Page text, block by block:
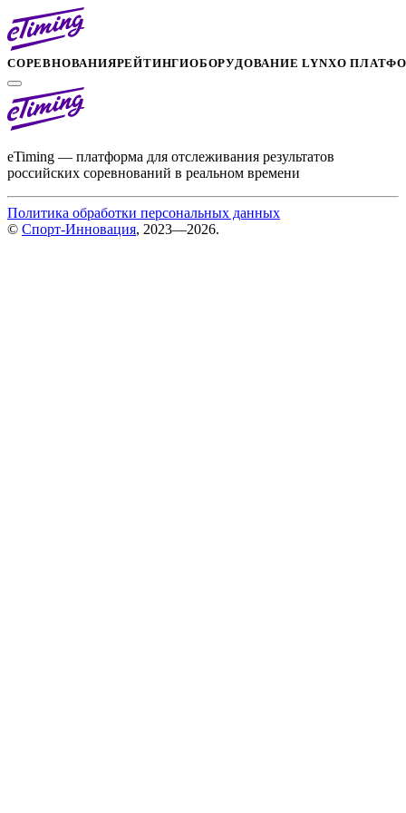
СОРЕВНОВАНИЯРЕЙТИНГИОБОРУДОВАНИЕ LYNXО
eTiming — платформа для отслеживания результатов
российских соревнований в реальном времени
Политика обработки персональных данных
© Спорт-Инновация, 2023—2026.